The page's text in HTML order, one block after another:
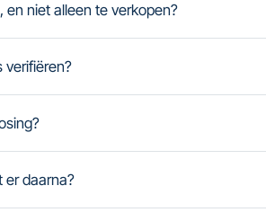
en niet alleen te verkopen?
verifiëren?
er daarna?